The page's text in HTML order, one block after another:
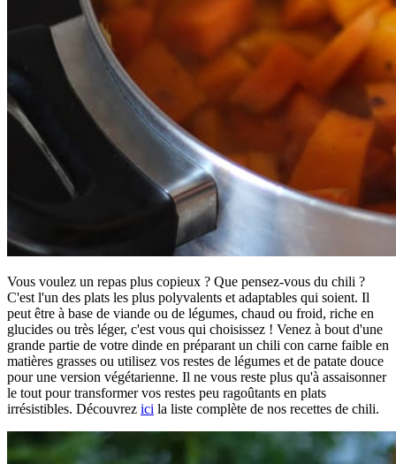
Vous voulez un repas plus copieux ? Que pensez-vous du chili ?
C'est l'un des plats les plus polyvalents et adaptables qui soient. Il
peut être à base de viande ou de légumes, chaud ou froid, riche en
glucides ou très léger, c'est vous qui choisissez ! Venez à bout d'une
grande partie de votre dinde en préparant un chili con carne faible en
matières grasses ou utilisez vos restes de légumes et de patate douce
pour une version végétarienne. Il ne vous reste plus qu'à assaisonner
le tout pour transformer vos restes peu ragoûtants en plats
irrésistibles. Découvrez ici la liste complète de nos recettes de chili.